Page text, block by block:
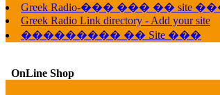
Greek Radio-��� ��� �� site
Greek Radio Link directory - Add your site
��������� �� Site ���
OnLine Shop